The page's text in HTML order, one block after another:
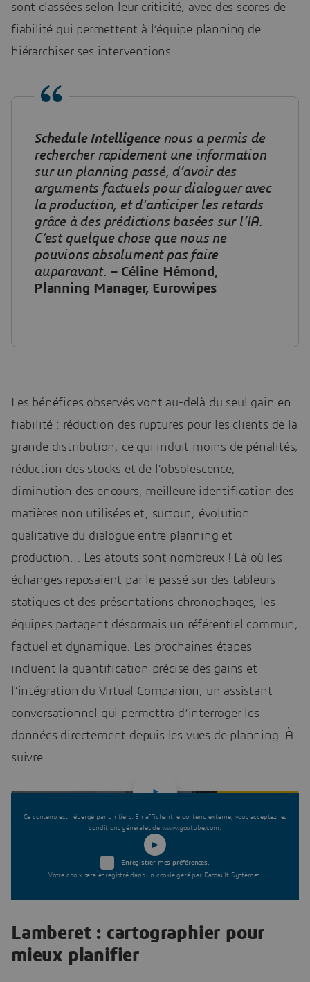
sont classées selon leur criticité, avec des scores de
fiabilité qui permettent à l’équipe planning de
hiérarchiser ses interventions.
Schedule Intelligence nous a permis de
rechercher rapidement une information
sur un planning passé, d’avoir des
arguments factuels pour dialoguer avec
la production, et d’anticiper les retards
grâce à des prédictions basées sur l’IA.
C’est quelque chose que nous ne
pouvions absolument pas faire
auparavant. – Céline Hémond,
Planning Manager, Eurowipes
Les bénéfices observés vont au-delà du seul gain en
fiabilité : réduction des ruptures pour les clients de la
grande distribution, ce qui induit moins de pénalités,
réduction des stocks et de l’obsolescence,
diminution des encours, meilleure identification des
matières non utilisées et, surtout, évolution
qualitative du dialogue entre planning et
production… Les atouts sont nombreux ! Là où les
échanges reposaient par le passé sur des tableurs
statiques et des présentations chronophages, les
équipes partagent désormais un référentiel commun,
factuel et dynamique. Les prochaines étapes
incluent la quantification précise des gains et
l’intégration du Virtual Companion, un assistant
conversationnel qui permettra d’interroger les
données directement depuis les vues de planning. À
suivre…
Ce contenu est hébergé par un tiers. En affichant le contenu externe, vous acceptez les
conditions générales de www.youtube.com.
Enregistrer mes préférences.
Votre choix sera enregistré dans un cookie géré par Dassault Systèmes.
Lamberet : cartographier pour
mieux planifier